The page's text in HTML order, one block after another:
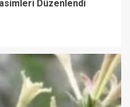
Düzenlendi